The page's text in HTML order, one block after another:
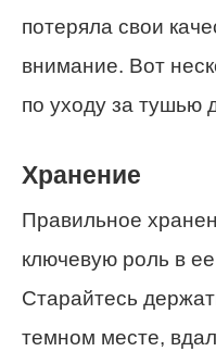
потеряла свои
внимание. Вот
по уходу за тушью
Хранение
Правильное
ключевую роль в
Старайтесь
темном месте,